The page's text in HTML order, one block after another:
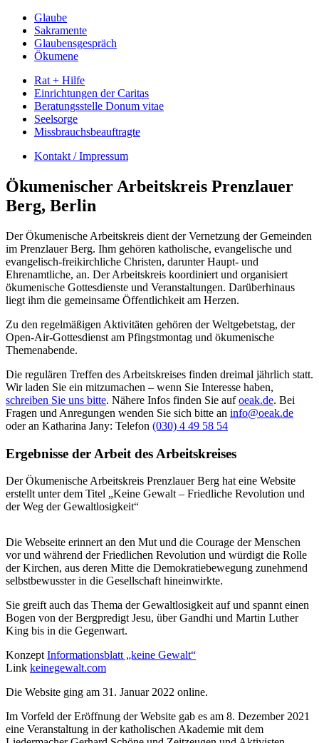
Glaube
Sakramente
Glaubensgespräch
Ökumene
Rat + Hilfe
Einrichtungen der Caritas
Beratungsstelle Donum vitae
Seelsorge
Missbrauchsbeauftragte
Kontakt / Impressum
Ökumenischer Arbeitskreis Prenzlauer
Berg, Berlin
Der Ökumenische Arbeitskreis dient der Vernetzung der Gemeinden
im Prenzlauer Berg. Ihm gehören katholische, evangelische und
evangelisch-freikirchliche Christen, darunter Haupt- und
Ehrenamtliche, an. Der Arbeitskreis koordiniert und organisiert
ökumenische Gottesdienste und Veranstaltungen. Darüberhinaus
liegt ihm die gemeinsame Öffentlichkeit am Herzen.
Zu den regelmäßigen Aktivitäten gehören der Weltgebetstag, der
Open-Air-Gottesdienst am Pfingstmontag und ökumenische
Themenabende.
Die regulären Treffen des Arbeitskreises finden dreimal jährlich statt.
Wir laden Sie ein mitzumachen – wenn Sie Interesse haben,
schreiben Sie uns bitte. Nähere Infos finden Sie aufoeak.de. Bei
Fragen und Anregungen wenden Sie sich bitte an
oder an Katharina Jany: Telefon (030) 4 49 58 54
Ergebnisse der Arbeit des Arbeitskreises
Der Ökumenische Arbeitskreis Prenzlauer Berg hat eine Website
erstellt unter dem Titel „Keine Gewalt – Friedliche Revolution und
der Weg der Gewaltlosigkeit“
Die Webseite erinnert an den Mut und die Courage der Menschen
vor und während der Friedlichen Revolution und würdigt die Rolle
der Kirchen, aus deren Mitte die Demokratiebewegung zunehmend
selbstbewusster in die Gesellschaft hineinwirkte.
Sie greift auch das Thema der Gewaltlosigkeit auf und spannt einen
Bogen von der Bergpredigt Jesu, über Gandhi und Martin Luther
King bis in die Gegenwart.
Konzept Informationsblatt „keine Gewalt“
Link keinegewalt.com
Die Website ging am 31. Januar 2022 online.
Im Vorfeld der Eröffnung der Website gab es am 8. Dezember 2021
eine Veranstaltung in der katholischen Akademie mit dem